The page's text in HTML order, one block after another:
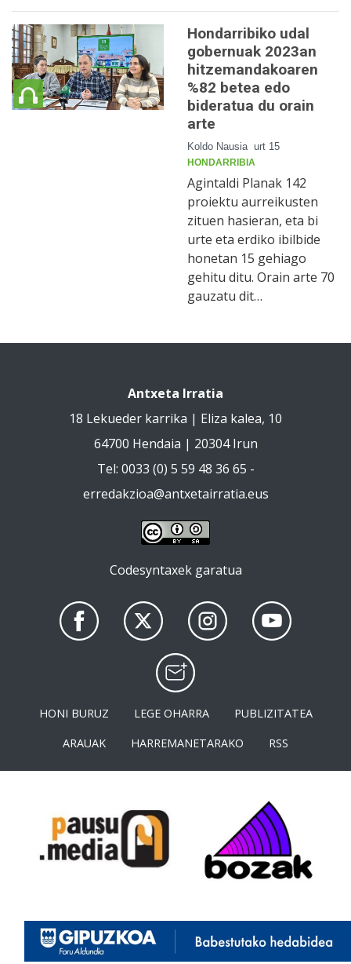
Hondarribiko udal
gobernuak 2023an
hitzemandakoaren
%82 betea edo
bideratua du orain
arte
Koldo Nausia urt 15
HONDARRIBIA
Agintaldi Planak 142
proiektu aurreikusten
zituen hasieran, eta bi
urte eta erdiko ibilbide
honetan 15 gehiago
gehitu ditu. Orain arte 70
gauzatu dit…
Antxeta Irratia
18 Lekueder karrika | Eliza kalea, 10
64700 Hendaia | 20304 Irun
Tel: 0033 (0) 5 59 48 36 65 -
erredakzioa@antxetairratia.eus
Codesyntaxek garatua
HONI BURUZ LEGE OHARRA
PUBLIZITATEA
ARAUAK
HARREMANETARAKO RSS